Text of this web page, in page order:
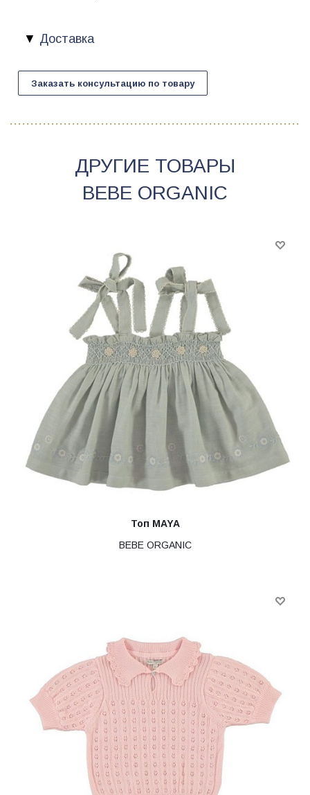
Доставка
Заказать консультацию по товару
ДРУГИЕ ТОВАРЫ
BEBE ORGANIC
Топ MAYA
BEBE ORGANIC